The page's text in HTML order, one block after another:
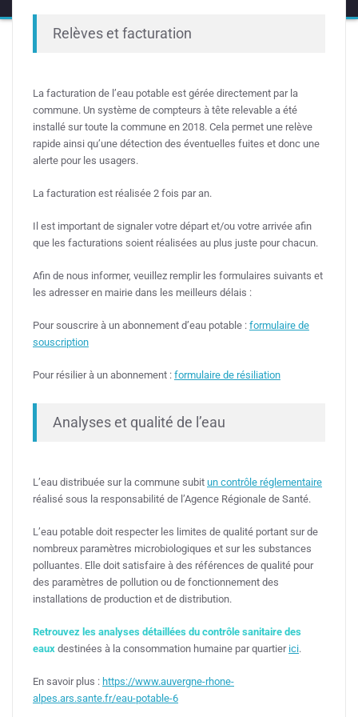
Relèves et facturation
La facturation de l’eau potable est gérée directement par la
commune. Un système de compteurs à tête relevable a été
installé sur toute la commune en 2018. Cela permet une relève
rapide ainsi qu’une détection des éventuelles fuites et donc une
alerte pour les usagers.
La facturation est réalisée 2 fois par an.
Il est important de signaler votre départ et/ou votre arrivée afin
que les facturations soient réalisées au plus juste pour chacun.
Afin de nous informer, veuillez remplir les formulaires suivants et
les adresser en mairie dans les meilleurs délais :
Pour souscrire à un abonnement d’eau potable : formulaire de
souscription
Pour résilier à un abonnement : formulaire de résiliation
Analyses et qualité de l’eau
L’eau distribuée sur la commune subit un contrôle réglementaire
réalisé sous la responsabilité de l’Agence Régionale de Santé.
L’eau potable doit respecter les limites de qualité portant sur de
nombreux paramètres microbiologiques et sur les substances
polluantes. Elle doit satisfaire à des références de qualité pour
des paramètres de pollution ou de fonctionnement des
installations de production et de distribution.
Retrouvez les analyses détaillées du contrôle sanitaire des
eaux destinées à la consommation humaine par quartier ici.
En savoir plus : https://www.auvergne-rhone-
alpes.ars.sante.fr/eau-potable-6